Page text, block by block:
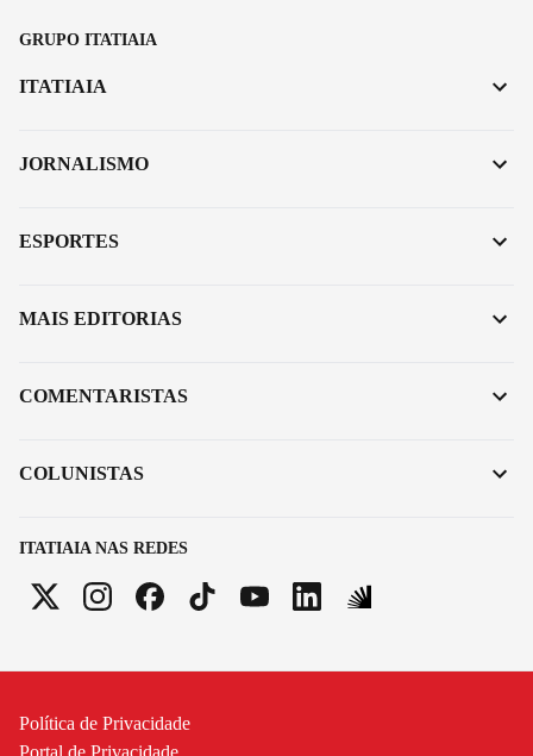
GRUPO ITATIAIA
ITATIAIA NAS REDES
ITATIAIA
JORNALISMO
ESPORTES
MAIS EDITORIAS
COMENTARISTAS
COLUNISTAS
Política de Privacidade
Portal de Privacidade